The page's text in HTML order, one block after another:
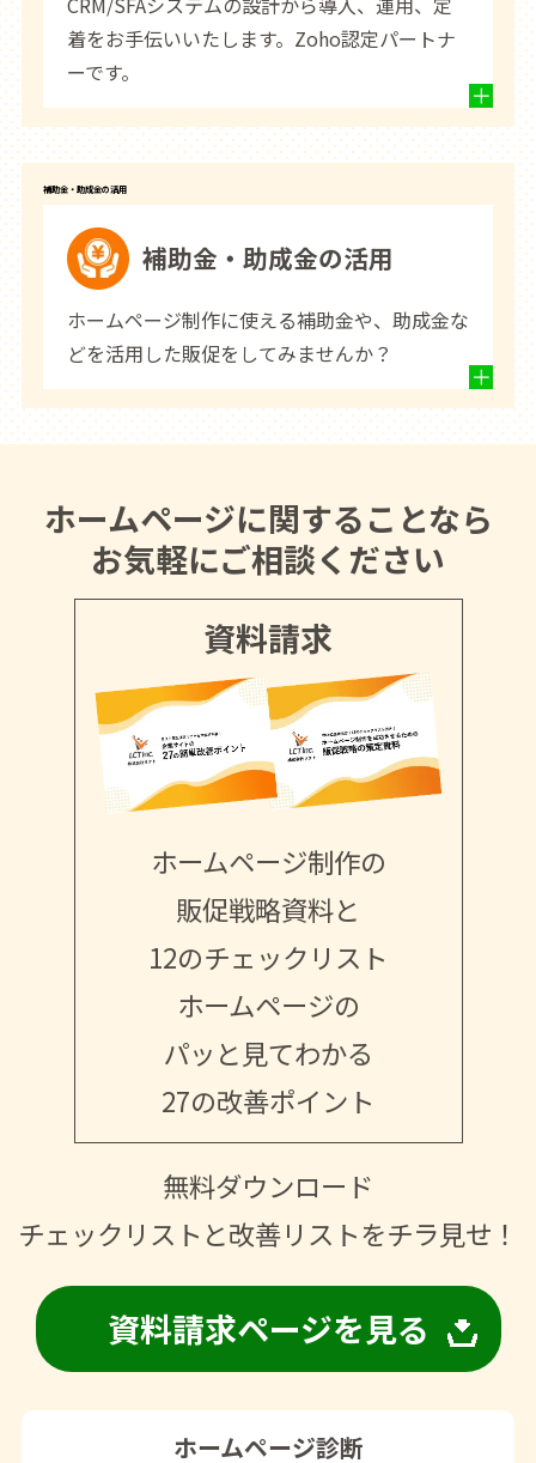
着をお手伝いいたします。Zoho認定パートナ
ーです。
補助金・助成金の活用
補助金・助成金の活用
ホームページ制作に使える補助金や、助成金な
どを活用した販促をしてみませんか？
ホームページに関することなら
お気軽にご相談ください
資料請求
ホームページ制作の
販促戦略資料と
12のチェックリスト
ホームページの
パッと見てわかる
27の改善ポイント
無料ダウンロード
チェックリストと改善リストをチラ見せ！
資料請求ページを見る
ホームページ診断